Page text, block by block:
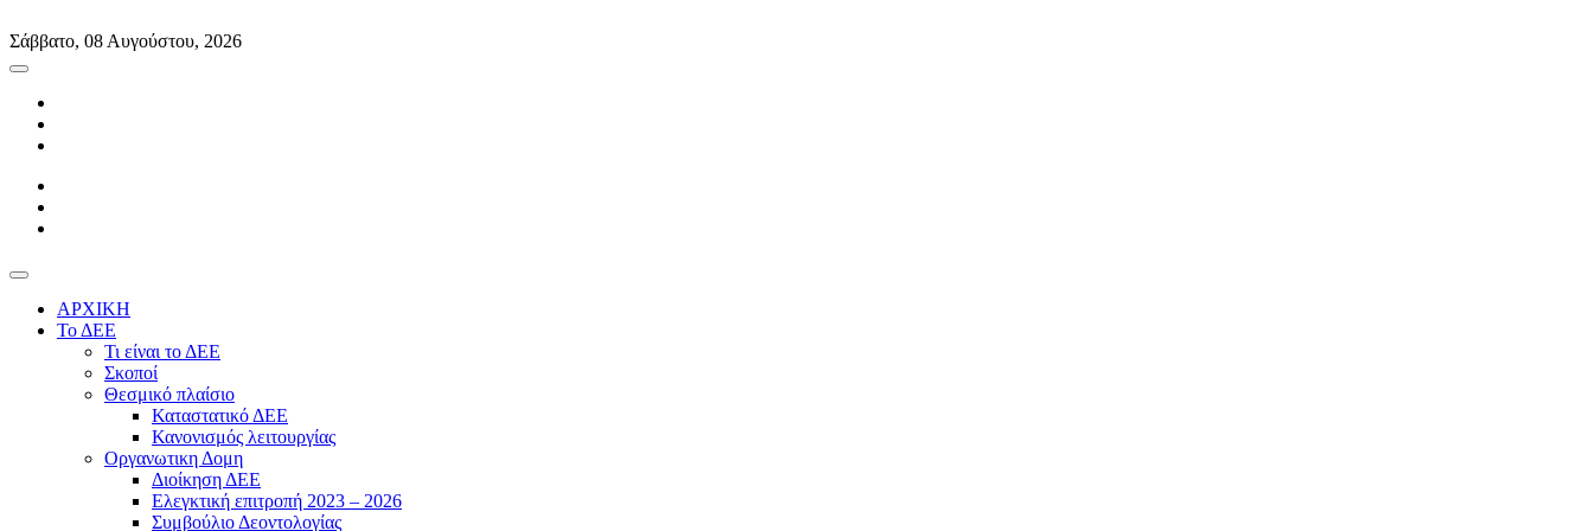
to
content
Σάββατο, 08 Αυγούστου, 2026
ΑΡΧΙΚΗ
Το ΔΕΕ
Τι είναι το ΔΕΕ
Σκοποί
Θεσμικό πλαίσιο
Καταστατικό ΔΕΕ
Κανονισμός λειτουργίας
Οργανωτικη Δομη
Διοίκηση ΔΕΕ
Ελεγκτική επιτροπή 2023 – 2026
Συμβούλιο Δεοντολογίας